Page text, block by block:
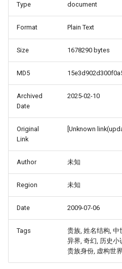
Type document
Format Plain Text
Size 1678290 bytes
MD5
Archived
Date
2025-02-10
Original
Link
[Unknown
Author 未知
Region 未知
Date 2009-07-06
Tags
贵族, 姓名结构, 中
异界, 奇幻, 历史小
贵族身份, 虚构世